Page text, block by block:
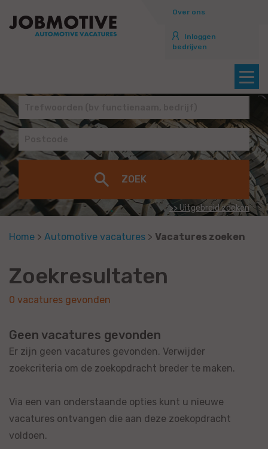
Over ons
Inloggen
bedrijven
>> Uitgebreid zoeken
Home > Automotive vacatures > Vacatures zoeken
Zoekresultaten
0 vacatures gevonden
Geen vacatures gevonden
Er zijn geen vacatures gevonden. Verwijder
zoekcriteria om de zoekopdracht breder te maken.
Via een van onderstaande opties kunt u nieuwe
vacatures ontvangen die aan deze zoekopdracht
voldoen.